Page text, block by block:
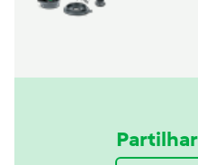
Partilhar